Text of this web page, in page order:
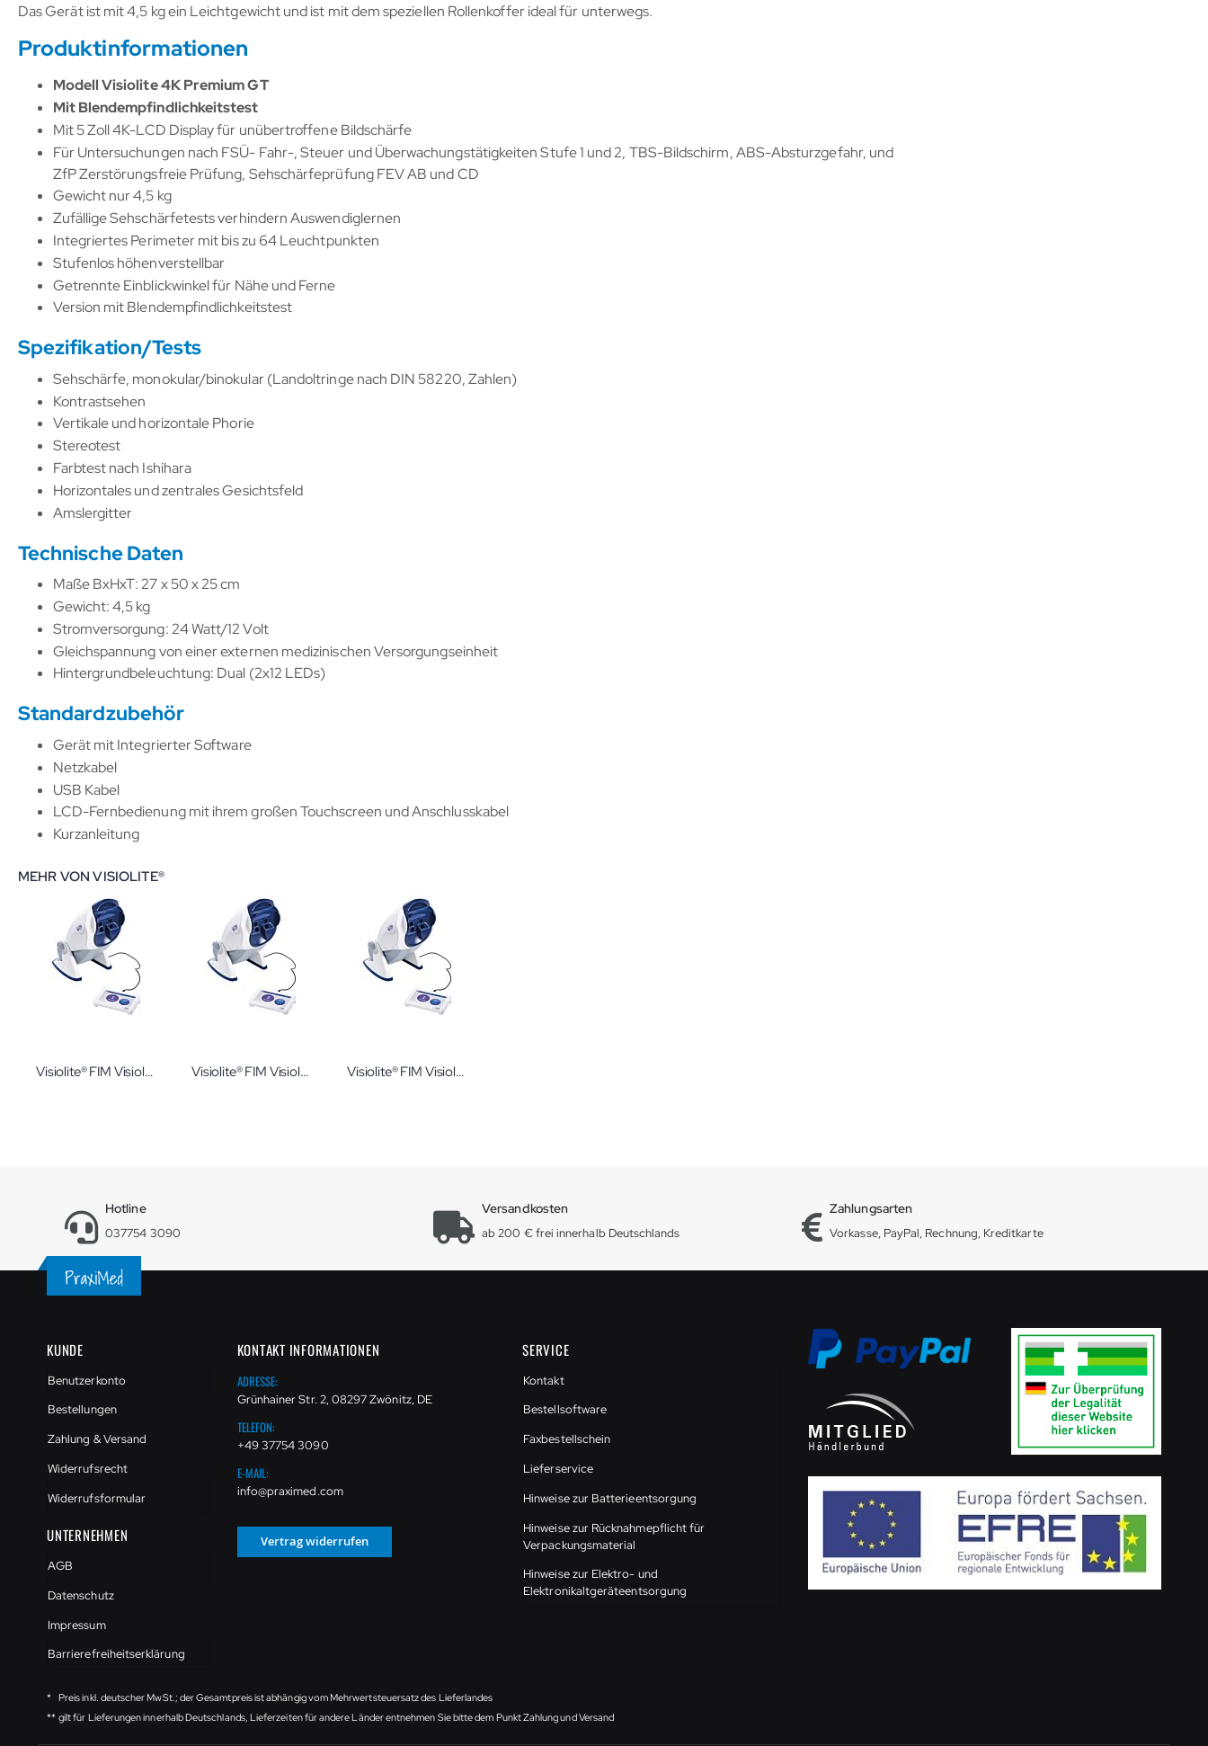
Das Gerät ist mit 4,5 kg ein Leichtgewicht und ist mit dem speziellen Rollenkoffer ideal für unterwegs.
Produktinformationen
Modell Visiolite 4K Premium GT
Mit Blendempfindlichkeitstest
Mit 5 Zoll 4K-LCD Display für unübertroffene Bildschärfe
Für Untersuchungen nach FSÜ- Fahr-, Steuer und Überwachungstätigkeiten Stufe 1 und 2, TBS-Bildschirm, ABS-Absturzgefahr, und
ZfP Zerstörungsfreie Prüfung, Sehschärfeprüfung FEV AB und CD
Gewicht nur 4,5 kg
Zufällige Sehschärfetests verhindern Auswendiglernen
Integriertes Perimeter mit bis zu 64 Leuchtpunkten
Stufenlos höhenverstellbar
Getrennte Einblickwinkel für Nähe und Ferne
Version mit Blendempfindlichkeitstest
Spezifikation/Tests
Sehschärfe, monokular/binokular (Landoltringe nach DIN 58220, Zahlen)
Kontrastsehen
Vertikale und horizontale Phorie
Stereotest
Farbtest nach Ishihara
Horizontales und zentrales Gesichtsfeld
Amslergitter
Technische Daten
Maße BxHxT: 27 x 50 x 25 cm
Gewicht: 4,5 kg
Stromversorgung: 24 Watt/12 Volt
Gleichspannung von einer externen medizinischen Versorgungseinheit
Hintergrundbeleuchtung: Dual (2x12 LEDs)
Standardzubehör
Gerät mit Integrierter Software
Netzkabel
USB Kabel
LCD-Fernbedienung mit ihrem großen Touchscreen und Anschlusskabel
Kurzanleitung
MEHR VON VISIOLITE®
Visiolite® FIM Visiolite 4K Premium GT Bundle Sehtestgerät Visiolite® FIM Visiolite 4K Edition Sehtestgerät Visiolite® FIM Visiolite 4K Edition Bundle Sehtestgerät
Hotline
037754 3090
Versandkosten
ab 200 € frei innerhalb Deutschlands
Zahlungsarten
Vorkasse, PayPal, Rechnung, Kreditkarte
KUNDE
Benutzerkonto
Bestellungen
Zahlung & Versand
Widerrufsrecht
Widerrufsformular
UNTERNEHMEN
AGB
Datenschutz
Impressum
Barrierefreiheitserklärung
KONTAKT INFORMATIONEN
ADRESSE:
Grünhainer Str. 2, 08297 Zwönitz, DE
TELEFON:
+49 37754 3090
E-MAIL:
info@praximed.com
Vertrag widerrufen
SERVICE
Kontakt
Bestellsoftware
Faxbestellschein
Lieferservice
Hinweise zur Batterieentsorgung
Hinweise zur Rücknahmepflicht für
Verpackungsmaterial
Hinweise zur Elektro- und
Elektronikaltgeräteentsorgung
* Preis inkl. deutscher MwSt.; der Gesamtpreis ist abhängig vom Mehrwertsteuersatz des Lieferlandes
** gilt für Lieferungen innerhalb Deutschlands, Lieferzeiten für andere Länder entnehmen Sie bitte dem Punkt Zahlung und Versand